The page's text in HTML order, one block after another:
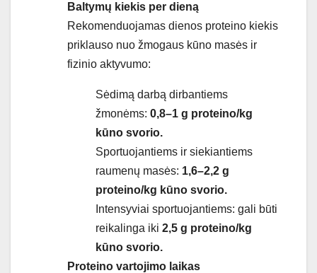
Baltymų kiekis per dieną
Rekomenduojamas dienos proteino kiekis
priklauso nuo žmogaus kūno masės ir
fizinio aktyvumo:
Sėdimą darbą dirbantiems
žmonėms: 0,8–1 g proteino/kg
kūno svorio.
Sportuojantiems ir siekiantiems
raumenų masės: 1,6–2,2 g
proteino/kg kūno svorio.
Intensyviai sportuojantiems: gali būti
reikalinga iki 2,5 g proteino/kg
kūno svorio.
Proteino vartojimo laikas